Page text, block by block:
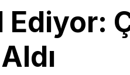
Ediyor: